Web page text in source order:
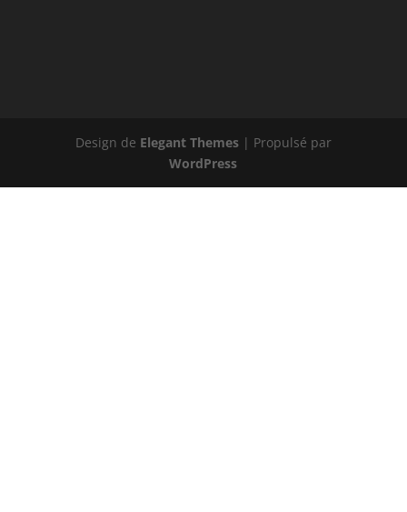
Design de Elegant Themes| Propulsé par
WordPress